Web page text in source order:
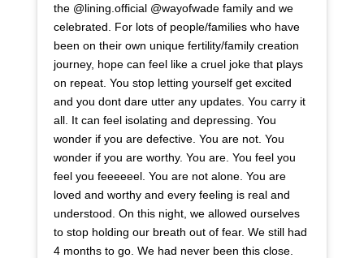
the @lining.official @wayofwade family and we
celebrated. For lots of people/families who have
been on their own unique fertility/family creation
journey, hope can feel like a cruel joke that plays
on repeat. You stop letting yourself get excited
and you dont dare utter any updates. You carry it
all. It can feel isolating and depressing. You
wonder if you are defective. You are not. You
wonder if you are worthy. You are. You feel you
feel you feeeeeel. You are not alone. You are
loved and worthy and every feeling is real and
understood. On this night, we allowed ourselves
to stop holding our breath out of fear. We still had
4 months to go. We had never been this close.